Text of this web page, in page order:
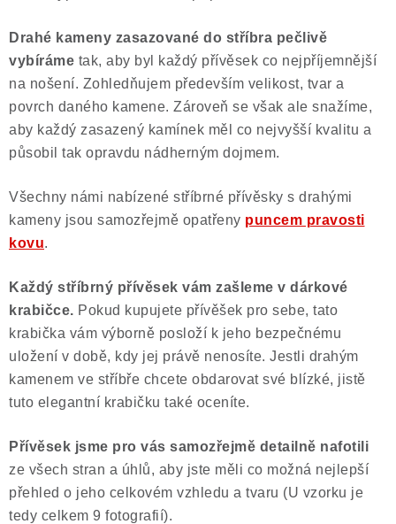
Drahé kameny zasazované do stříbra pečlivě
vybíráme tak, aby byl každý přívěsek co nejpříjemnější
na nošení. Zohledňujem především velikost, tvar a
povrch daného kamene. Zároveň se však ale snažíme,
aby každý zasazený kamínek měl co nejvyšší kvalitu a
působil tak opravdu nádherným dojmem.
Všechny námi nabízené stříbrné přívěsky s drahými
kameny jsou samozřejmě opatřeny puncem pravosti
kovu.
Každý stříbrný přívěsek vám zašleme v dárkové
krabičce. Pokud kupujete přívěšek pro sebe, tato
krabička vám výborně posloží k jeho bezpečnému
uložení v době, kdy jej právě nenosíte. Jestli drahým
kamenem ve stříbře chcete obdarovat své blízké, jistě
tuto elegantní krabičku také oceníte.
Přívěsek jsme pro vás samozřejmě detailně nafotili
ze všech stran a úhlů, aby jste měli co možná nejlepší
přehled o jeho celkovém vzhledu a tvaru (U vzorku je
tedy celkem 9 fotografií).